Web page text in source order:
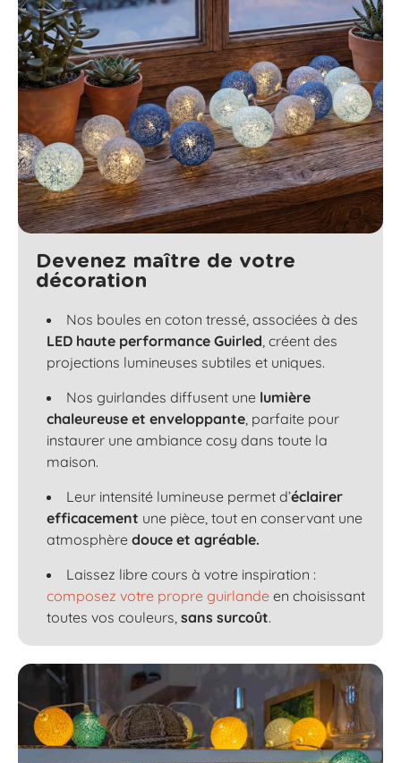
Devenez maître de votre
décoration
Nos boules en coton tressé, associées à des
LED haute performance Guirled, créent des
projections lumineuses subtiles et uniques.
Nos guirlandes diffusent une lumière
chaleureuse et enveloppante, parfaite pour
instaurer une ambiance cosy dans toute la
maison.
Leur intensité lumineuse permet d’éclairer
efficacement une pièce, tout en conservant une
atmosphère douce et agréable.
Laissez libre cours à votre inspiration :
composez votre propre guirlande en choisissant
toutes vos couleurs, sans surcoût.